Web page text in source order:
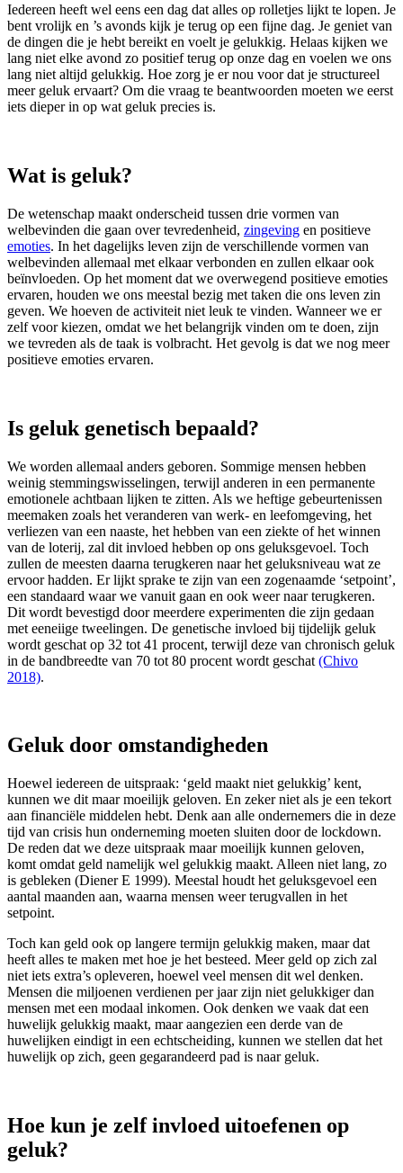
Iedereen heeft wel eens een dag dat alles op rolletjes lijkt te lopen. Je
bent vrolijk en ’s avonds kijk je terug op een fijne dag. Je geniet van
de dingen die je hebt bereikt en voelt je gelukkig. Helaas kijken we
lang niet elke avond zo positief terug op onze dag en voelen we ons
lang niet altijd gelukkig. Hoe zorg je er nou voor dat je structureel
meer geluk ervaart? Om die vraag te beantwoorden moeten we eerst
iets dieper in op wat geluk precies is.
Wat is geluk?
De wetenschap maakt onderscheid tussen drie vormen van
welbevinden die gaan over tevredenheid, zingeving en positieve
emoties. In het dagelijks leven zijn de verschillende vormen van
welbevinden allemaal met elkaar verbonden en zullen elkaar ook
beïnvloeden. Op het moment dat we overwegend positieve emoties
ervaren, houden we ons meestal bezig met taken die ons leven zin
geven. We hoeven de activiteit niet leuk te vinden. Wanneer we er
zelf voor kiezen, omdat we het belangrijk vinden om te doen, zijn
we tevreden als de taak is volbracht. Het gevolg is dat we nog meer
positieve emoties ervaren.
Is geluk genetisch bepaald?
We worden allemaal anders geboren. Sommige mensen hebben
weinig stemmingswisselingen, terwijl anderen in een permanente
emotionele achtbaan lijken te zitten. Als we heftige gebeurtenissen
meemaken zoals het veranderen van werk- en leefomgeving, het
verliezen van een naaste, het hebben van een ziekte of het winnen
van de loterij, zal dit invloed hebben op ons geluksgevoel. Toch
zullen de meesten daarna terugkeren naar het geluksniveau wat ze
ervoor hadden. Er lijkt sprake te zijn van een zogenaamde ‘setpoint’,
een standaard waar we vanuit gaan en ook weer naar terugkeren.
Dit wordt bevestigd door meerdere experimenten die zijn gedaan
met eeneiige tweelingen. De genetische invloed bij tijdelijk geluk
wordt geschat op 32 tot 41 procent, terwijl deze van chronisch geluk
in de bandbreedte van 70 tot 80 procent wordt geschat (Chivo
2018).
Geluk door omstandigheden
Hoewel iedereen de uitspraak: ‘geld maakt niet gelukkig’ kent,
kunnen we dit maar moeilijk geloven. En zeker niet als je een tekort
aan financiële middelen hebt. Denk aan alle ondernemers die in deze
tijd van crisis hun onderneming moeten sluiten door de lockdown.
De reden dat we deze uitspraak maar moeilijk kunnen geloven,
komt omdat geld namelijk wel gelukkig maakt. Alleen niet lang, zo
is gebleken (Diener E 1999). Meestal houdt het geluksgevoel een
aantal maanden aan, waarna mensen weer terugvallen in het
setpoint.
Toch kan geld ook op langere termijn gelukkig maken, maar dat
heeft alles te maken met hoe je het besteed. Meer geld op zich zal
niet iets extra’s opleveren, hoewel veel mensen dit wel denken.
Mensen die miljoenen verdienen per jaar zijn niet gelukkiger dan
mensen met een modaal inkomen. Ook denken we vaak dat een
huwelijk gelukkig maakt, maar aangezien een derde van de
huwelijken eindigt in een echtscheiding, kunnen we stellen dat het
huwelijk op zich, geen gegarandeerd pad is naar geluk.
Hoe kun je zelf invloed uitoefenen op
geluk?